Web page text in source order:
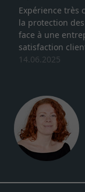
Expérience très
la protection
face à une
satisfaction
14.06.2025